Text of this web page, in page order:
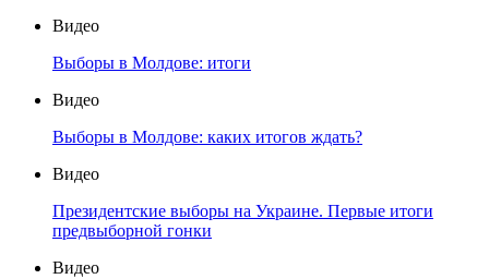
Видео
Выборы в Молдове: итоги
Видео
Выборы в Молдове: каких итогов ждать?
Видео
Президентские выборы на Украине. Первые итоги
предвыборной гонки
Видео